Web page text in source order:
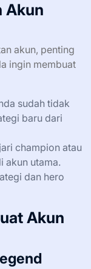
Akun
akun, penting
ingin membuat
sudah tidak
baru dari
champion atau
akun utama.
dan hero
Akun